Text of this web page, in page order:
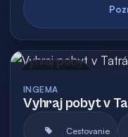
INGEMA
Vyhraj pobyt v
Cestovanie